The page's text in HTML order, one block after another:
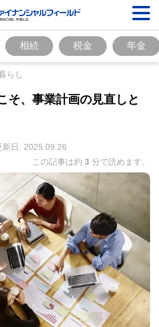
相続 税金 年金
らし
そ、事業計画の見直しと
新日: 2025.09.26
この記事は約 3 分で読めます。